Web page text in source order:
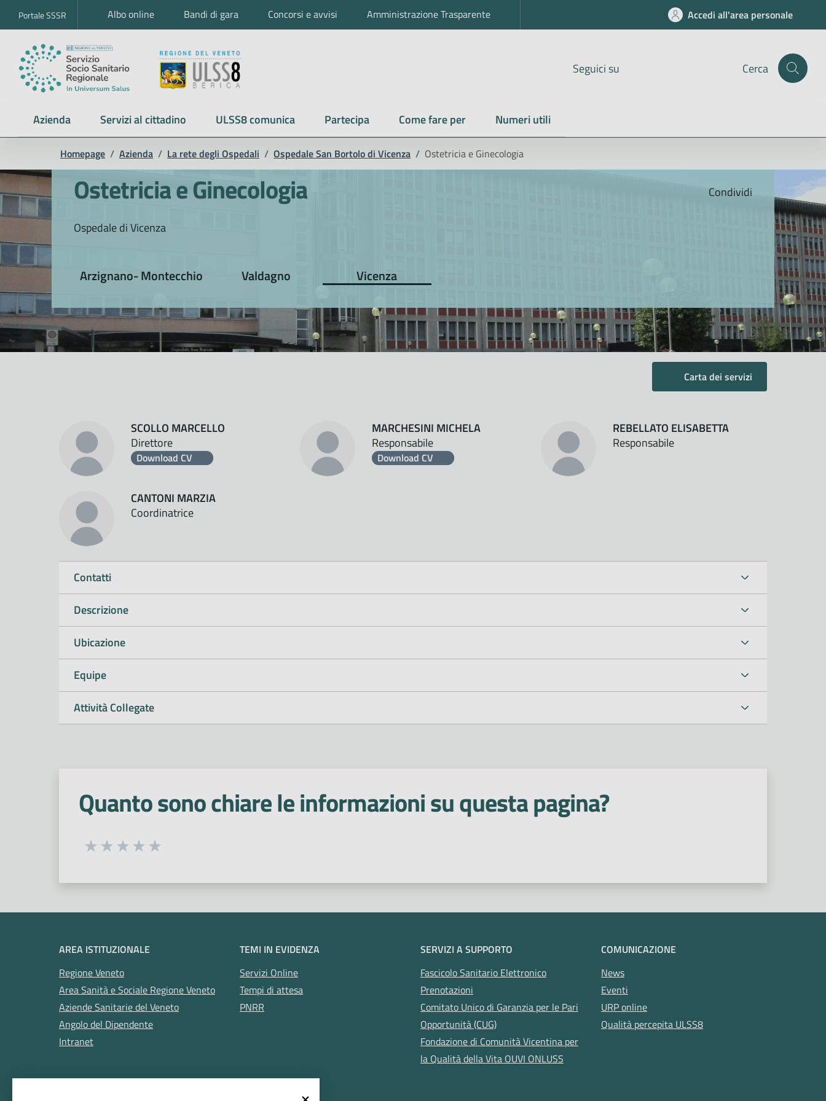
Portale SSSR Albo online Bandi di gara Concorsi e avvisi Amministrazione Trasparente Accedi all'area personale
Seguici su Cerca
Azienda Servizi al cittadino ULSS8 comunica Partecipa Come fare per Numeri utili
Homepage / Azienda / La rete degli Ospedali / Ospedale San Bortolo di Vicenza / Ostetricia e Ginecologia
Condividi
Ostetricia e Ginecologia
Ospedale di Vicenza
Arzignano- Montecchio Valdagno Vicenza
Carta dei servizi
SCOLLO MARCELLO
Direttore
Download CV
MARCHESINI MICHELA
Responsabile
Download CV
REBELLATO ELISABETTA
Responsabile
CANTONI MARZIA
Coordinatrice
Contatti
Descrizione
Ubicazione
Equipe
Attività Collegate
Quanto sono chiare le informazioni su questa pagina?
Seleziona una valutazione da 1 a 5 stelle
AREA ISTITUZIONALE
Regione Veneto
Area Sanità e Sociale Regione Veneto
Aziende Sanitarie del Veneto
Angolo del Dipendente
Intranet
TEMI IN EVIDENZA
Servizi Online
Tempi di attesa
PNRR
SERVIZI A SUPPORTO
Fascicolo Sanitario Elettronico
Prenotazioni
Comitato Unico di Garanzia per le Pari
Opportunità (CUG)
Fondazione di Comunità Vicentina per
la Qualità della Vita OUVI ONLUSS
COMUNICAZIONE
News
Eventi
URP online
Qualità percepita ULSS8